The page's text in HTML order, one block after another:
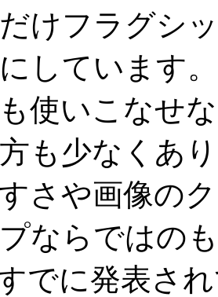
けフラグシ
しています
使いこなせ
も少なくあ
さや画像の
ならではの
でに発表さ